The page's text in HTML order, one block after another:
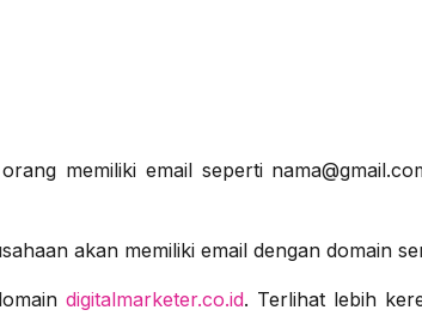
memiliki email seperti
akan memiliki email dengan domain
digitalmarketer.co.id. Terlihat lebih